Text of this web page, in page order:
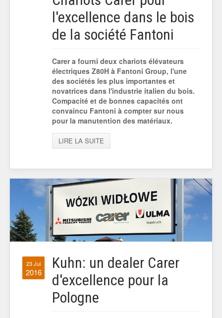
l'excellence dans le bois
de la société Fantoni
Carer a fourni deux chariots élévateurs
électriques Z80H à Fantoni Group, l'une
des sociétés les plus importantes et
novatrices dans l'industrie italien du bois.
Compacité et de bonnes capacités ont
convaincu Fantoni à compter sur nous
pour la manutention des matériaux.
LIRE LA SUITE
23 Jui
2016
Kuhn: un dealer Carer
d'excellence pour la
Pologne